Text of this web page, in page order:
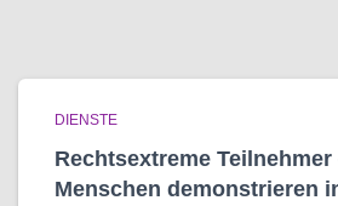
DIENSTE
Rechtsextreme Teilnehmer
Menschen demonstrieren